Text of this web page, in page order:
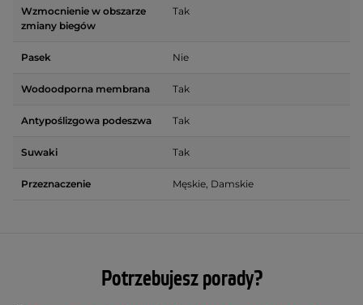
Wzmocnienie w obszarze
zmiany biegów
Tak
Pasek Nie
Wodoodporna membrana Tak
Antypoślizgowa podeszwa Tak
Suwaki Tak
Przeznaczenie Męskie, Damskie
Potrzebujesz porady?